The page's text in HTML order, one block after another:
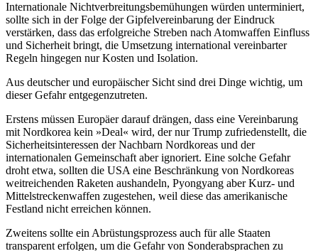
Internationale Nichtverbreitungsbemühungen würden unterminiert,
sollte sich in der Folge der Gipfelvereinbarung der Eindruck
verstärken, dass das erfolgreiche Streben nach Atomwaffen Einfluss
und Sicherheit bringt, die Umsetzung international vereinbarter
Regeln hingegen nur Kosten und Isolation.
Aus deutscher und europäischer Sicht sind drei Dinge wichtig, um
dieser Gefahr entgegenzutreten.
Erstens müssen Europäer darauf drängen, dass eine Vereinbarung
mit Nordkorea kein »Deal« wird, der nur Trump zufriedenstellt, die
Sicherheitsinteressen der Nachbarn Nordkoreas und der
internationalen Gemeinschaft aber ignoriert. Eine solche Gefahr
droht etwa, sollten die USA eine Beschränkung von Nordkoreas
weitreichenden Raketen aushandeln, Pyongyang aber Kurz- und
Mittelstreckenwaffen zugestehen, weil diese das amerikanische
Festland nicht erreichen können.
Zweitens sollte ein Abrüstungsprozess auch für alle Staaten
transparent erfolgen, um die Gefahr von Sonderabsprachen zu